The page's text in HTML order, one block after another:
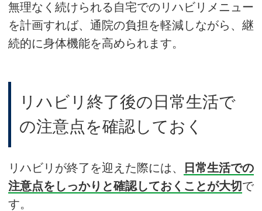
無理なく続けられる自宅でのリハビリメニュー
を計画すれば、通院の負担を軽減しながら、継
続的に身体機能を高められます。
リハビリ終了後の日常生活で
の注意点を確認しておく
リハビリが終了を迎えた際には、
日常生活での
注意点をしっかりと確認しておくことが大切で
す。